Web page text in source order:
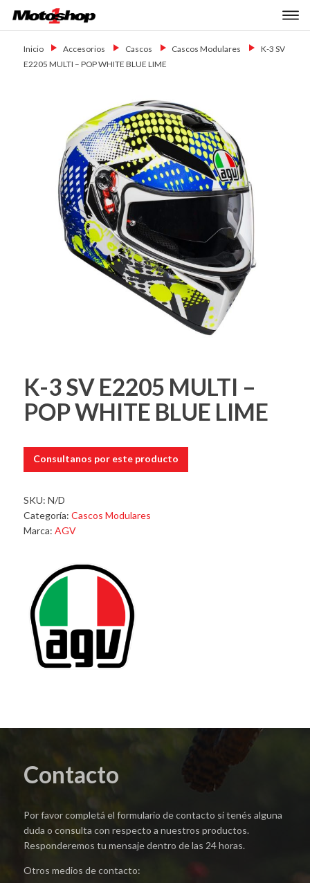
Motoshop
Ezeiza
Primary Menu
Inicio→ Accesorios → Cascos → Cascos Modulares →
K-3 SV
E2205 MULTI – POP WHITE BLUE LIME
K-3 SV E2205 MULTI –
POP WHITE BLUE LIME
Consultanos por este producto
SKU: N/D
Categoría: Cascos Modulares
Marca: AGV
Contacto
Por favor completá el formulario de contacto si tenés alguna
duda o consulta con respecto a nuestros productos.
Responderemos tu mensaje dentro de las 24 horas.
Otros medios de contacto: